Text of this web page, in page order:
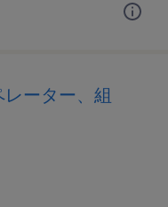
ーター、組